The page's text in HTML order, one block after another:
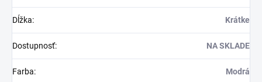
Dĺžka: Krátke
Dostupnosť: NA SKLADE
Farba: Modrá